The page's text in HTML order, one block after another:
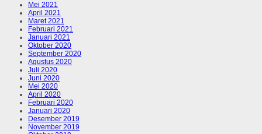
Mei 2021
April 2021
Maret 2021
Februari 2021
Januari 2021
Oktober 2020
September 2020
Agustus 2020
Juli 2020
Juni 2020
Mei 2020
April 2020
Februari 2020
Januari 2020
Desember 2019
November 2019